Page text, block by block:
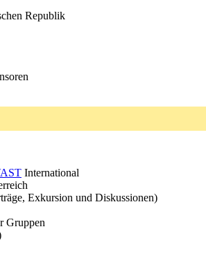
Republik
International
Exkursion und Diskussionen)
Gruppen